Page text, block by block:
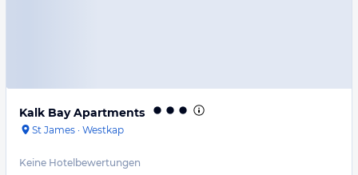
Kalk Bay Apartments
St James · Westkap
Keine Hotelbewertungen